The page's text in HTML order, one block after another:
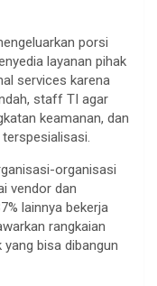
porsi
layanan pihak
services karena
staff TI agar
keamanan, dan
organisasi
vendor dan
lainnya bekerja
rangkaian
bisa dibangun